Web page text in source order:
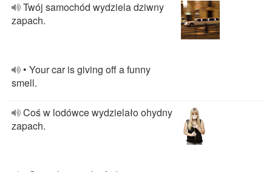
Twój samochód wydziela dziwny
zapach.
• Your car is giving off a funny
smell.
Coś w lodówce wydzielało ohydny
zapach.